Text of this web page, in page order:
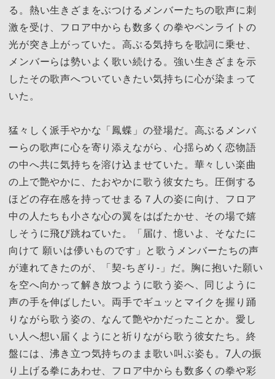
る。熱い生きざまをぶつけるメンバーたちの歌声に刺
激を受け、フロア中からも数多くの拳やペンライトの
光が突き上がっていた。高ぶる気持ちを歌詞に乗せ、
メンバーらは勢いよく歌い続ける。強い生きざまを示
したその歌声へついていきたい気持ちに心が染まって
いた。
猛々しく派手やかな「鳳蝶」の登場だ。高ぶるメンバ
ーらの歌声に心を寄り添えながら、心揺らめく恋物語
の中へ共に気持ちを溶け込ませていた。華々しい楽曲
の上で艶やかに、たおやかに歌う彼女たち。圧倒する
ほどの存在感を持ってせまる７人の姿に向け、フロア
中の人たちも小さな心の翼をはばたかせ、その場で嬉
しそうに飛び跳ねていた。「届け、憶いよ、そなたに
向けて 願いは儚いものです」と歌うメンバーたちの声
が連れてきたのが、「契-ちぎり-」だ。胸に抱いた願い
を空へ向かって解き放つように歌う姿へ、同じように
声の手を伸ばしたい。両手でギュッとマイクを握り踊
りながら歌う姿の、なんて艶やかだったことか。愛し
い人へ想い届くようにと祈りながら歌う彼女たち。終
盤には、沸き立つ気持ちのまま歌い叫ぶ姿も。7人の振
り上げる拳にあわせ、フロア中からも数多くの拳や彩